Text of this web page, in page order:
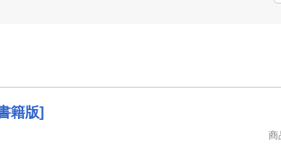
推し楽
籍版]
商